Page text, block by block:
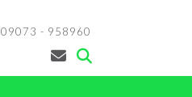
09073 - 958960